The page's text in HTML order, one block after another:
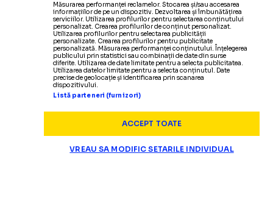
Măsurarea performanței reclamelor. Stocarea și/sau accesarea
informațiilor de pe un dispozitiv. Dezvoltarea și îmbunătățirea
serviciilor. Utilizarea profilurilor pentru selectarea conținutului
personalizat. Crearea profilurilor de conținut personalizat.
Utilizarea profilurilor pentru selectarea publicității
personalizate. Crearea profilurilor pentru publicitate
personalizată. Măsurarea performanței conținutului. Înțelegerea
publicului prin statistici sau combinații de date din surse
diferite. Utilizarea de date limitate pentru a selecta publicitatea.
Utilizarea datelor limitate pentru a selecta conținutul. Date
precise de geolocație și identificarea prin scanarea
dispozitivului.
Listă parteneri (furnizori)
ACCEPT TOATE
VREAU SA MODIFIC SETARILE INDIVIDUAL